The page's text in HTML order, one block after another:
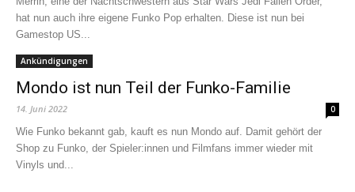
hat nun auch ihre eigene Funko Pop erhalten. Diese ist nun bei
Gamestop US...
Ankündigungen
Mondo ist nun Teil der Funko-Familie
14. Juni 2022 0
Wie Funko bekannt gab, kauft es nun Mondo auf. Damit gehört der
Shop zu Funko, der Spieler:innen und Filmfans immer wieder mit
Vinyls und...